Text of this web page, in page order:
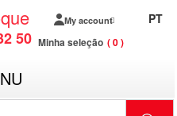
50
My account
Minha seleção 0
PT